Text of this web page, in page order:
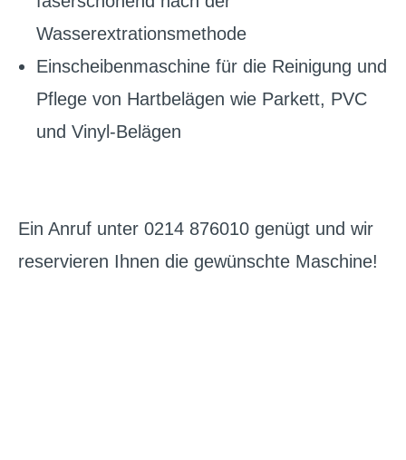
Wasserextrationsmethode
Einscheibenmaschine für die Reinigung und
Pflege von Hartbelägen wie Parkett, PVC
und Vinyl-Belägen
Ein Anruf unter 0214 876010 genügt und wir
reservieren Ihnen die gewünschte Maschine!